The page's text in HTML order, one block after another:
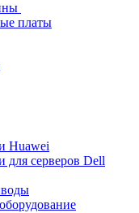
платы
Huawei
для серверов Dell